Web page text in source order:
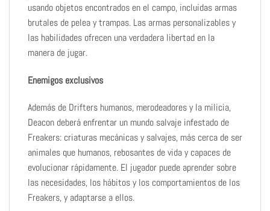
usando objetos encontrados en el campo, incluidas armas
brutales de pelea y trampas. Las armas personalizables y
las habilidades ofrecen una verdadera libertad en la
manera de jugar.
Enemigos exclusivos
Además de Drifters humanos, merodeadores y la milicia,
Deacon deberá enfrentar un mundo salvaje infestado de
Freakers: criaturas mecánicas y salvajes, más cerca de ser
animales que humanos, rebosantes de vida y capaces de
evolucionar rápidamente. El jugador puede aprender sobre
las necesidades, los hábitos y los comportamientos de los
Freakers, y adaptarse a ellos.